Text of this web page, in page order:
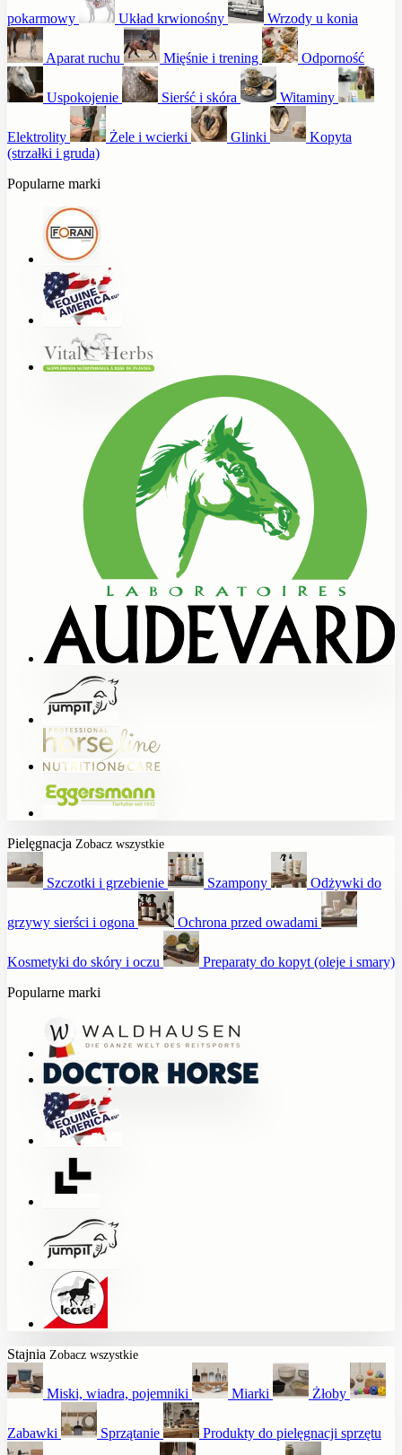
pokarmowy Układ krwionośny Wrzody u konia
Aparat ruchu Mięśnie i trening Odporność
Uspokojenie Sierść i skóra Witaminy
Elektrolity Żele i wcierki Glinki
Kopyta
(strzałki i gruda)
Popularne marki
Pielęgnacja Zobacz wszystkie
Szczotki i grzebienie Szampony Odżywki do
grzywy sierści i ogona Ochrona przed owadami
Kosmetyki do skóry i oczu
Preparaty do kopyt (oleje i smary)
Popularne marki
Stajnia Zobacz wszystkie
Miski, wiadra, pojemniki Miarki Żłoby
Zabawki Sprzątanie Produkty do pielęgnacji sprzętu